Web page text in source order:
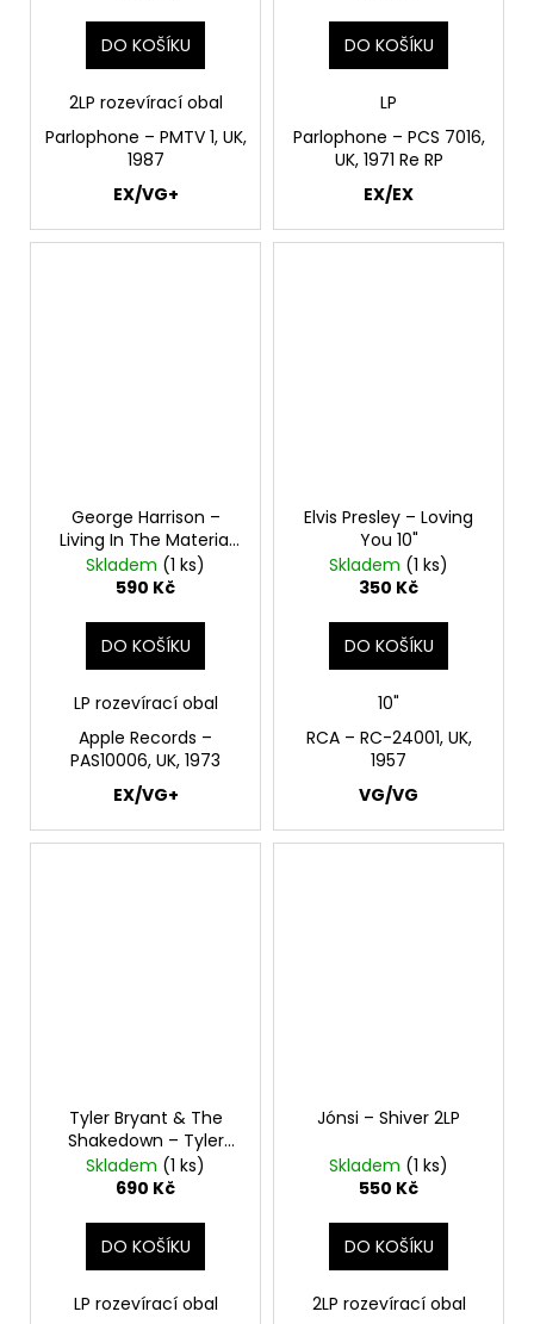
DO KOŠÍKU
2LP rozevírací obal
Parlophone – PMTV 1, UK,
1987
EX/VG+
DO KOŠÍKU
LP
Parlophone ‎– PCS 7016,
UK, 1971 Re RP
EX/EX
George Harrison –
Living In The Material
World LP
Skladem (1 ks)
590 Kč
DO KOŠÍKU
LP rozevírací obal
Apple Records –
PAS10006, UK, 1973
EX/VG+
Elvis Presley – Loving
You 10"
Skladem (1 ks)
350 Kč
DO KOŠÍKU
10"
RCA ‎– RC-24001, UK,
1957
VG/VG
Tyler Bryant & The
Shakedown – Tyler
Bryant & The
Shakedown LP
Skladem (1 ks)
690 Kč
DO KOŠÍKU
LP rozevírací obal
Jónsi – Shiver 2LP
Skladem (1 ks)
550 Kč
DO KOŠÍKU
2LP rozevírací obal